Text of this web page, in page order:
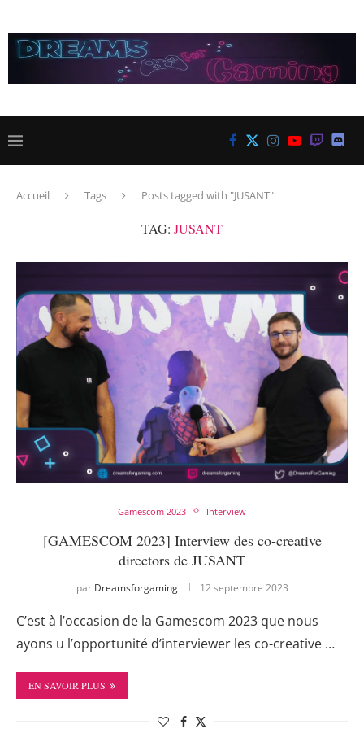
Accueil Tags Posts tagged with "JUSANT"
TAG: JUSANT
Gamescom 2023 Interview
[GAMESCOM 2023] Interview des co-creative
directors de JUSANT
par Dreamsforgaming 12 septembre 2023
C’est à l’occasion de la Gamescom 2023 que nous
ayons u l’opportunité d’interviewer les co-creative …
EN SAVOIR PLUS